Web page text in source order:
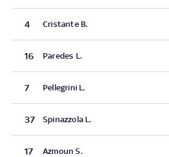
4 Cristante B.
16 Paredes L.
7 Pellegrini L.
37 Spinazzola L.
17 Azmoun S.